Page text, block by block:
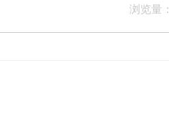
浏览量：